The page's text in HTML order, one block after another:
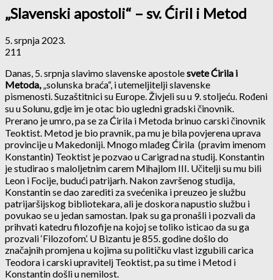
„Slavenski apostoli“ – sv. Ćiril i Metod
5. srpnja 2023.
211
Danas, 5. srpnja slavimo slavenske apostolesvete Ćirila i
Metoda,„solunska braća“, i utemeljitelji slavenske
pismenosti. Suzaštitnici su Europe. Živjeli su u 9. stoljeću. Rođeni
su u Solunu, gdje im je otac bio ugledni gradski činovnik.
Prerano je umro, pa se za Ćirila i Metoda brinuo carski činovnik
Teoktist. Metod je bio pravnik, pa mu je bila povjerena uprava
provincije u Makedoniji. Mnogo mlađeg Ćirila (pravim imenom
Konstantin) Teoktist je pozvao u Carigrad na studij. Konstantin
je studirao s maloljetnim carem Mihajlom III. Učitelji su mu bili
Leon i Focije, budući patrijarh. Nakon završenog studija,
Konstantin se dao zarediti za svećenika i preuzeo je službu
patrijaršijskog bibliotekara, ali je doskora napustio službu i
povukao se u jedan samostan. Ipak su ga pronašli i pozvali da
prihvati katedru filozofije na kojoj se toliko isticao da su ga
prozvali ‘Filozofom’. U Bizantu je 855. godine došlo do
značajnih promjena u kojima su političku vlast izgubili carica
Teodora i carski upravitelj Teoktist, pa su time i Metod i
Konstantin došli u nemilost.